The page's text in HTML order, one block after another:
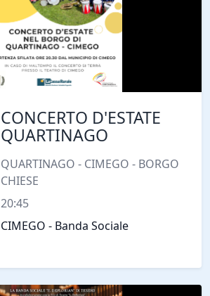
CONCERTO D'ESTATE
QUARTINAGO
QUARTINAGO - CIMEGO - BORGO
CHIESE
20:45
CIMEGO - Banda Sociale